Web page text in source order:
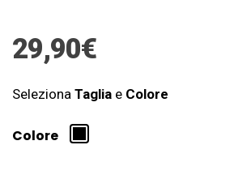
29,90€
Seleziona Taglia e Colore
Colore